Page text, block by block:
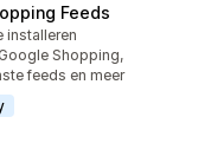
Feeds
installeren
Shopping,
feeds en meer